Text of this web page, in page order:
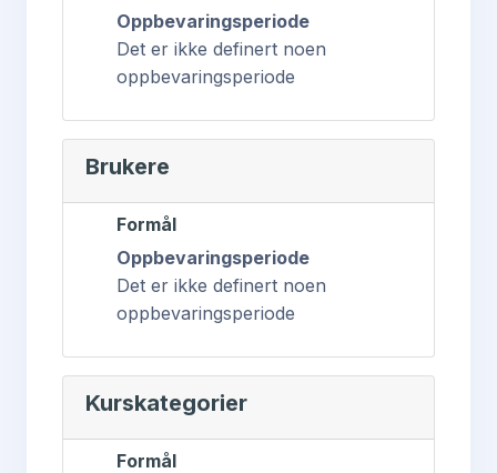
Oppbevaringsperiode
Det er ikke definert noen
oppbevaringsperiode
Brukere
Formål
Oppbevaringsperiode
Det er ikke definert noen
oppbevaringsperiode
Kurskategorier
Formål